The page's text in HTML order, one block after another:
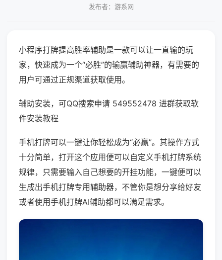
发布者：游系网
小程序打牌提高胜率辅助是一款可以让一直输的玩
家，快速成为一个“必胜”的输赢辅助神器，有需要的
用户可通过正规渠道获取使用。
辅助安装，可QQ搜索申请 549552478 进群获取软
件安装教程
手机打牌可以一键让你轻松成为“必赢”。其操作方式
十分简单，打开这个应用便可以自定义手机打牌系统
规律，只需要输入自己想要的开挂功能，一键便可以
生成出手机打牌专用辅助器，不管你是想分享给好友
或者使用手机打牌AI辅助都可以满足需求。